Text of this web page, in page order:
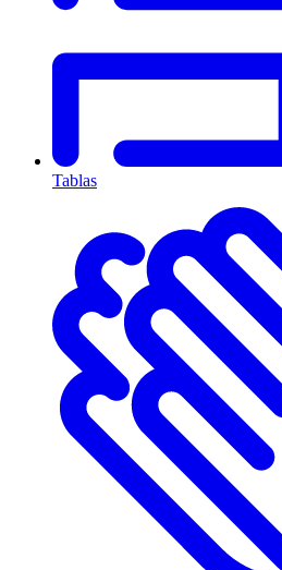
Tablas